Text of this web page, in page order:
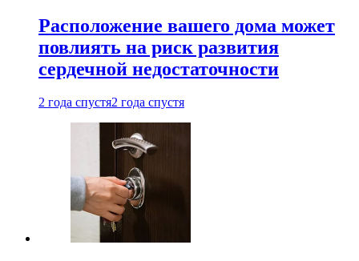
Расположение вашего дома может
повлиять на риск развития
сердечной недостаточности
2 года спустя2 года спустя